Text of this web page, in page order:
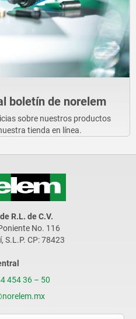
boletín de norelem
sobre nuestros productos
tienda en línea.
R.L. de C.V.
No. 116
S.L.P. CP: 78423
454 36 – 50